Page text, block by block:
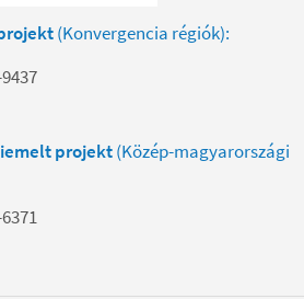
(Konvergencia régiók):
projekt(Közép-magyarországi